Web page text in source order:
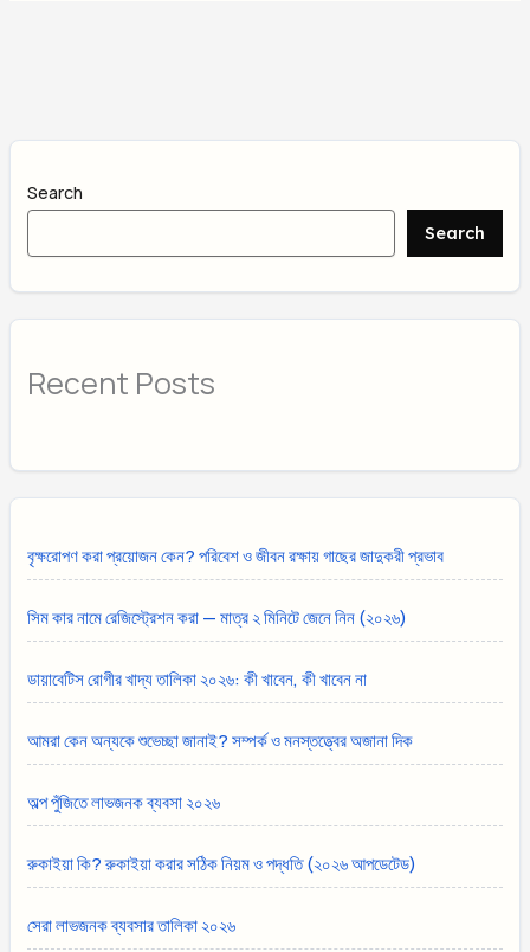
Search
Search
Recent Posts
বৃক্ষরোপণ করা প্রয়োজন কেন? পরিবেশ ও জীবন রক্ষায় গাছের জাদুকরী প্রভাব
সিম কার নামে রেজিস্ট্রেশন করা — মাত্র ২ মিনিটে জেনে নিন (২০২৬)
ডায়াবেটিস রোগীর খাদ্য তালিকা ২০২৬: কী খাবেন, কী খাবেন না
আমরা কেন অন্যকে শুভেচ্ছা জানাই? সম্পর্ক ও মনস্তত্ত্বের অজানা দিক
অল্প পুঁজিতে লাভজনক ব্যবসা ২০২৬
রুকাইয়া কি? রুকাইয়া করার সঠিক নিয়ম ও পদ্ধতি (২০২৬ আপডেটেড)
সেরা লাভজনক ব্যবসার তালিকা ২০২৬